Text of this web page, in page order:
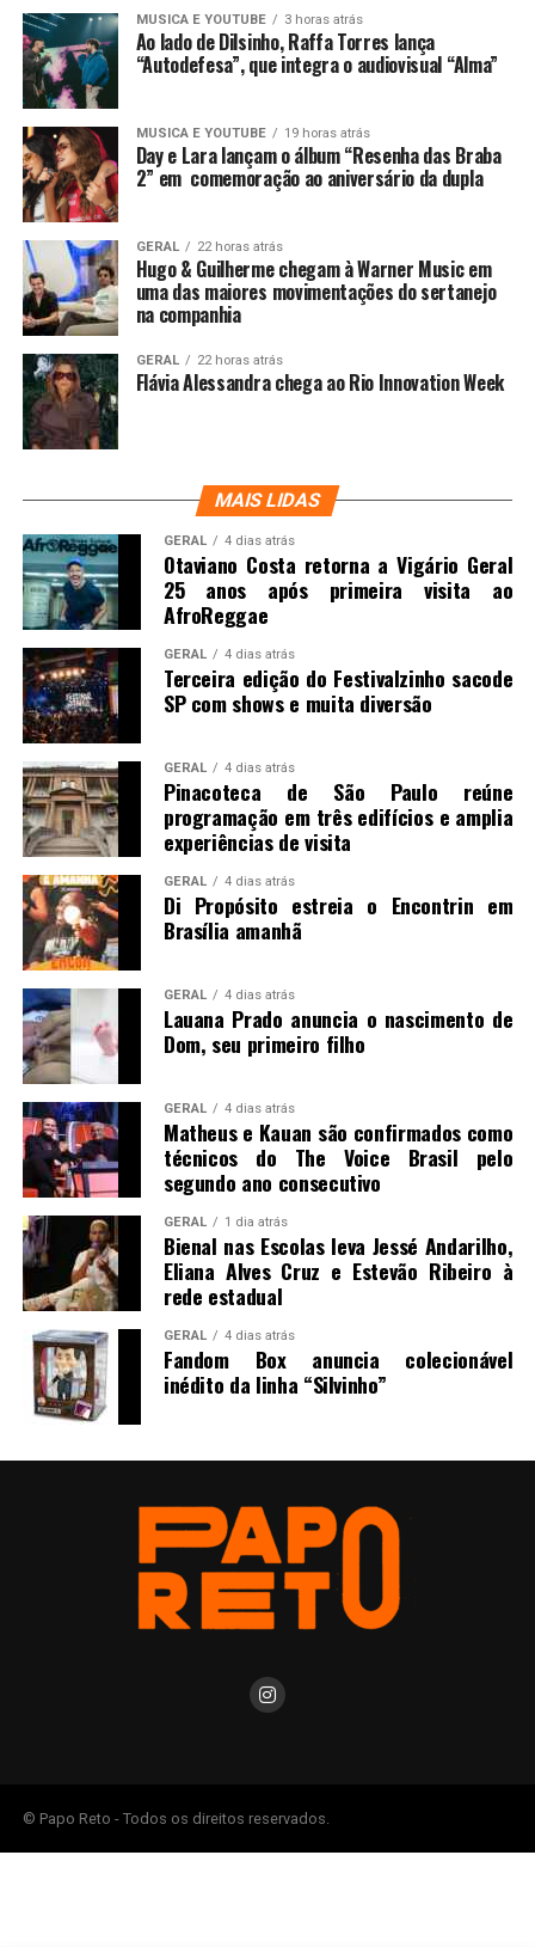
MUSICA E YOUTUBE 3 horas atrás
Ao lado de Dilsinho, Raffa Torres lança
“Autodefesa”, que integra o audiovisual “Alma”
MUSICA E YOUTUBE 19 horas atrás
Day e Lara lançam o álbum “Resenha das Braba
2” em comemoração ao aniversário da dupla
GERAL 22 horas atrás
Hugo & Guilherme chegam à Warner Music em
uma das maiores movimentações do sertanejo
na companhia
GERAL 22 horas atrás
Flávia Alessandra chega ao Rio Innovation Week
MAIS LIDAS
GERAL 4 dias atrás
Otaviano Costa retorna a Vigário Geral
25 anos após primeira visita ao
AfroReggae
GERAL 4 dias atrás
Terceira edição do Festivalzinho sacode
SP com shows e muita diversão
GERAL 4 dias atrás
Pinacoteca de São Paulo reúne
programação em três edifícios e amplia
experiências de visita
GERAL 4 dias atrás
Di Propósito estreia o Encontrin em
Brasília amanhã
GERAL 4 dias atrás
Lauana Prado anuncia o nascimento de
Dom, seu primeiro filho
GERAL 4 dias atrás
Matheus e Kauan são confirmados como
técnicos do The Voice Brasil pelo
segundo ano consecutivo
GERAL 1 dia atrás
Bienal nas Escolas leva Jessé Andarilho,
Eliana Alves Cruz e Estevão Ribeiro à
rede estadual
GERAL 4 dias atrás
Fandom Box anuncia colecionável
inédito da linha “Silvinho”
© Papo Reto - Todos os direitos reservados.